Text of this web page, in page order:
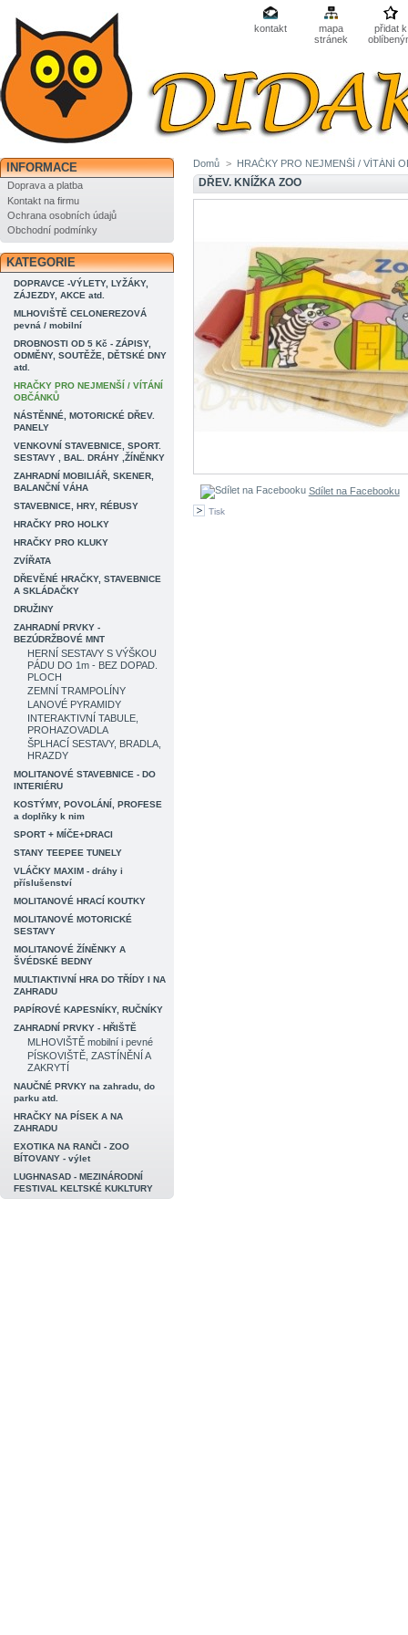
kontakt
mapa
stránek
přidat k
INFORMACE
Doprava a platba
Kontakt na firmu
Ochrana osobních údajů
Obchodní podmínky
KATEGORIE
DOPRAVCE -VÝLETY, LYŽÁKY,
ZÁJEZDY, AKCE atd.
MLHOVIŠTĚ CELONEREZOVÁ
pevná / mobilní
DROBNOSTI OD 5 Kč - ZÁPISY,
ODMĚNY, SOUTĚŽE, DĚTSKÉ DNY
atd.
HRAČKY PRO NEJMENŠÍ / VÍTÁNÍ
OBČÁNKŮ
NÁSTĚNNÉ, MOTORICKÉ DŘEV.
PANELY
VENKOVNÍ STAVEBNICE, SPORT.
SESTAVY , BAL. DRÁHY ,ŽÍNĚNKY
ZAHRADNÍ MOBILIÁŘ, SKENER,
BALANČNÍ VÁHA
STAVEBNICE, HRY, RÉBUSY
HRAČKY PRO HOLKY
HRAČKY PRO KLUKY
ZVÍŘATA
DŘEVĚNÉ HRAČKY, STAVEBNICE
A SKLÁDAČKY
DRUŽINY
ZAHRADNÍ PRVKY -
BEZÚDRŽBOVÉ MNT
HERNÍ SESTAVY S VÝŠKOU
PÁDU DO 1m - BEZ DOPAD.
PLOCH
ZEMNÍ TRAMPOLÍNY
LANOVÉ PYRAMIDY
INTERAKTIVNÍ TABULE,
PROHAZOVADLA
ŠPLHACÍ SESTAVY, BRADLA,
HRAZDY
MOLITANOVÉ STAVEBNICE - DO
INTERIÉRU
KOSTÝMY, POVOLÁNÍ, PROFESE
a doplňky k nim
SPORT + MÍČE+DRACI
STANY TEEPEE TUNELY
VLÁČKY MAXIM - dráhy i
příslušenství
MOLITANOVÉ HRACÍ KOUTKY
MOLITANOVÉ MOTORICKÉ
SESTAVY
MOLITANOVÉ ŽÍNĚNKY A
ŠVÉDSKÉ BEDNY
MULTIAKTIVNÍ HRA DO TŘÍDY I NA
ZAHRADU
PAPÍROVÉ KAPESNÍKY, RUČNÍKY
ZAHRADNÍ PRVKY - HŘIŠTĚ
MLHOVIŠTĚ mobilní i pevné
PÍSKOVIŠTĚ, ZASTÍNĚNÍ A
ZAKRYTÍ
NAUČNÉ PRVKY na zahradu, do
parku atd.
HRAČKY NA PÍSEK A NA
ZAHRADU
EXOTIKA NA RANČI - ZOO
BÍTOVANY - výlet
LUGHNASAD - MEZINÁRODNÍ
FESTIVAL KELTSKÉ KUKLTURY
Domů > HRAČKY PRO NEJMENŠÍ / VÍTÁNÍ
DŘEV. KNÍŽKA ZOO
Sdílet na Facebooku
Tisk